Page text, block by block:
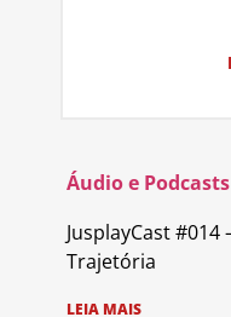
Áudio e Podcasts
JusplayCast #014
Trajetória
LEIA MAIS